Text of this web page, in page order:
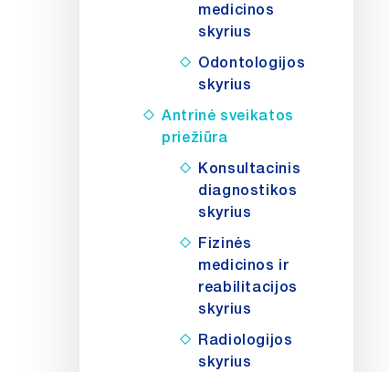
medicinos
skyrius
Odontologijos
skyrius
Antrinė sveikatos
priežiūra
Konsultacinis
diagnostikos
skyrius
Fizinės
medicinos ir
reabilitacijos
skyrius
Radiologijos
skyrius